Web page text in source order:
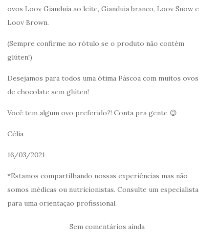
ovos Loov Gianduia ao leite, Gianduia branco, Loov Snow e
Loov Brown.
(Sempre confirme no rótulo se o produto não contém
glúten!)
Desejamos para todos uma ótima Páscoa com muitos ovos
de chocolate sem glúten!
Você tem algum ovo preferido?! Conta pra gente 😉
Célia
16/03/2021
*Estamos compartilhando nossas experiências mas não
somos médicas ou nutricionistas. Consulte um especialista
para uma orientação profissional.
Sem comentários ainda